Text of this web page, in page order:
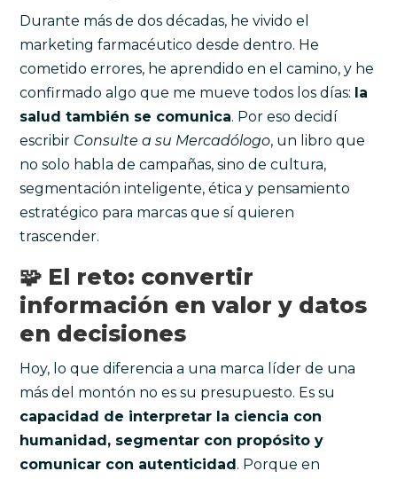
Durante más de dos décadas, he vivido el
marketing farmacéutico desde dentro. He
cometido errores, he aprendido en el camino, y he
confirmado algo que me mueve todos los días: la
salud también se comunica. Por eso decidí
escribir Consulte a su Mercadólogo, un libro que
no solo habla de campañas, sino de cultura,
segmentación inteligente, ética y pensamiento
estratégico para marcas que sí quieren
trascender.
🧩 El reto: convertir
información en valor y datos
en decisiones
Hoy, lo que diferencia a una marca líder de una
más del montón no es su presupuesto. Es su
capacidad de interpretar la ciencia con
humanidad, segmentar con propósito y
comunicar con autenticidad. Porque en